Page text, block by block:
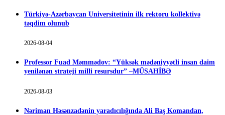
Türkiyə-Azərbaycan Universitetinin ilk rektoru kollektivə
təqdim olunub
2026-08-04
Professor Fuad Məmmədov: “Yüksək mədəniyyətli insan daim
yenilənən strateji milli resursdur” –MÜSAHİBƏ
2026-08-03
Nəriman Həsənzadənin yaradıcılığında Ali Baş Komandan,